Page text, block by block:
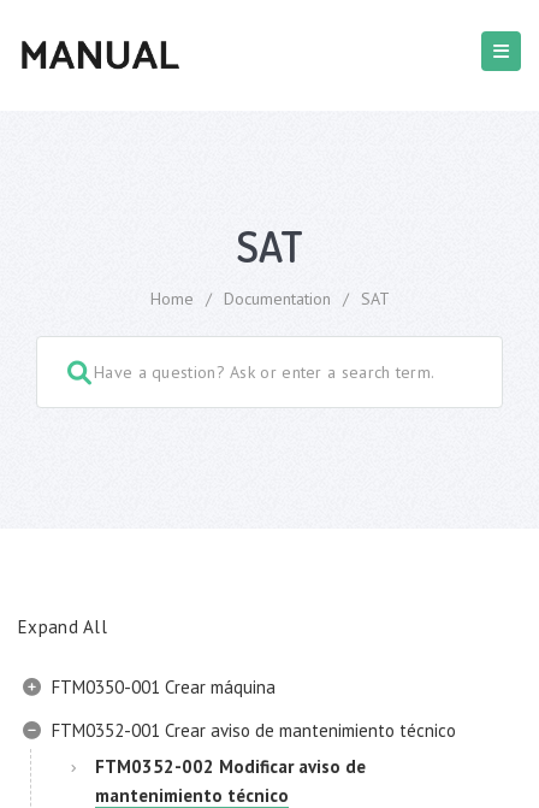
SAT
Home / Documentation / SAT
Expand All
FTM0350-001 Crear máquina
FTM0352-001 Crear aviso de mantenimiento técnico
FTM0352-002 Modificar aviso de
mantenimiento técnico